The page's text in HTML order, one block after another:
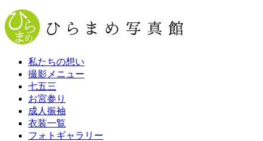
私たちの想い
撮影メニュー
七五三
お宮参り
成人振袖
衣装一覧
フォトギャラリー